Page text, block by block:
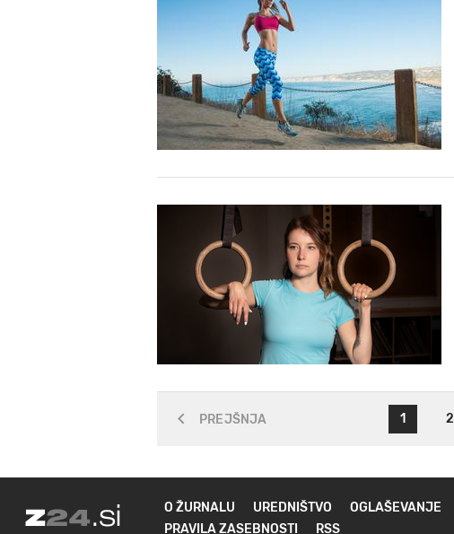
PREJŠNJA 1 2
O ŽURNALU UREDNIŠTVO OGLAŠEVANJE
PRAVILA ZASEBNOSTI
RSS